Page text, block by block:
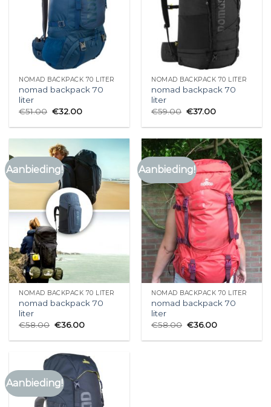
NOMAD BACKPACK 70 LITER
nomad backpack 70
liter
€51.00 €32.00
NOMAD BACKPACK 70 LITER
nomad backpack 70
liter
€59.00 €37.00
Aanbieding!
NOMAD BACKPACK 70 LITER
nomad backpack 70
liter
€58.00 €36.00
Aanbieding!
NOMAD BACKPACK 70 LITER
nomad backpack 70
liter
€58.00 €36.00
Aanbieding!